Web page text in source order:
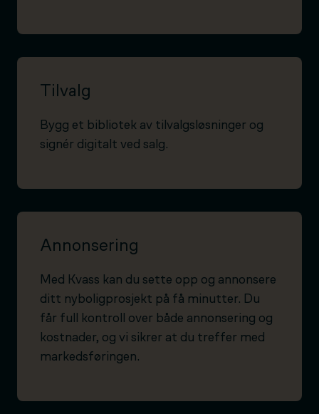
Tilvalg
Bygg et bibliotek av tilvalgsløsninger og
signér digitalt ved salg.
Annonsering
Med Kvass kan du sette opp og annonsere
ditt nyboligprosjekt på få minutter. Du
får full kontroll over både annonsering og
kostnader, og vi sikrer at du treffer med
markedsføringen.